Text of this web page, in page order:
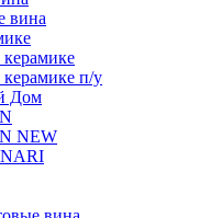
вина
п/у
Дом
NEW